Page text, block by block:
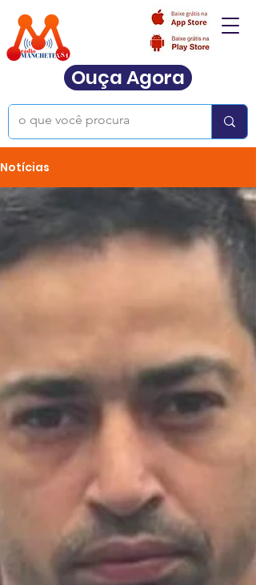
Ouça Agora
Notícias